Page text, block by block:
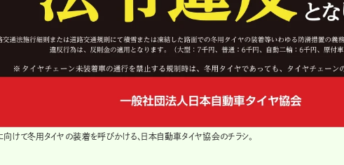
けて冬用タイヤの装着を呼びかける、日本自動車タイヤ協会のチラシ。